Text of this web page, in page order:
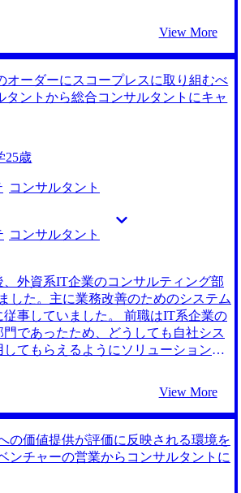
情報量の多さには目を見張るものがあ
リバリーをし続けたいのか」という理
しかったのですが、担当の日置さん
積されたノウハウを活かした面接対策
た。そのおかげで自信を持って面接に
いしなかったら十分に比較検討するこ
していた日系のIT系ファームで戦略コ
用が決まったので満足しています。
視野で他業種や異なる業界も視野に
かったかもしれません。 転職前は年
年収1150万円になりました。
同じような広告効果や顧客データの分
時間が増える中で、ベンチャーならで
験はできないと感じるようになりま
際には社員の皆さんの明るく活発な雰
しましたが、次第にいつまでも大学の
囲気に、停滞感を感じるようになりま
びました。しかし、彼から話を聞いた
アントに対して毎回異なるPJにアサ
学びが多いとのことでした。そのた
仕事をして教育に大きなキャパシテ
場より、新鮮で成長できる環境だろ
意しました。 2社です。 コンサルティ
から紹介されたことです。彼の職場
入社した人がいると聞き、試しに面
、私の希望に合うファームをたくさ
それぞれの違いについて詳しく教え
のためMyVisionさんにお願いすれば
ていただけたことが特にありがたかっ
や、伝わりやすい簡潔な話し方など
が、エージェントの方と一緒に対策を
安なく面接本番に臨むことができまし
った日置さんに迷いや求める条件をし
とで、満足のいくファームに転職でき
View More
オーダーにスコープレスに取り組むべ
タントから総合コンサルタントにキャ
25歳
コンサルタント
コンサルタント
外資系IT企業のコンサルティング部
した。主に業務改善のためのシステム
事していました。 前職はIT系企業の
であったため、どうしても自社シス
てもらえるようにソリューションを
させてしまっているのではないかと疑
っていました。 また、関わる案件は製
養えるものの幅が狭いため、今後も
ても視野を広げられないだろうと感じ
、システム導入に囚われずに純粋にク
決ができるファームに転職しようと思
View More
の価値提供が評価に反映される環境を
ンチャーの営業からコンサルタントに